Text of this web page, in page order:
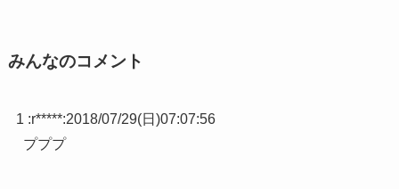
みんなのコメント
1 :r*****:2018/07/29(日)07:07:56
プププ